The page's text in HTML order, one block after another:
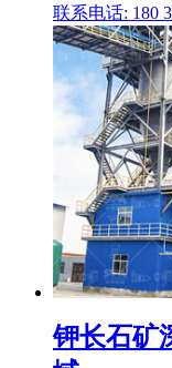
联系电话: 180
钾长石矿